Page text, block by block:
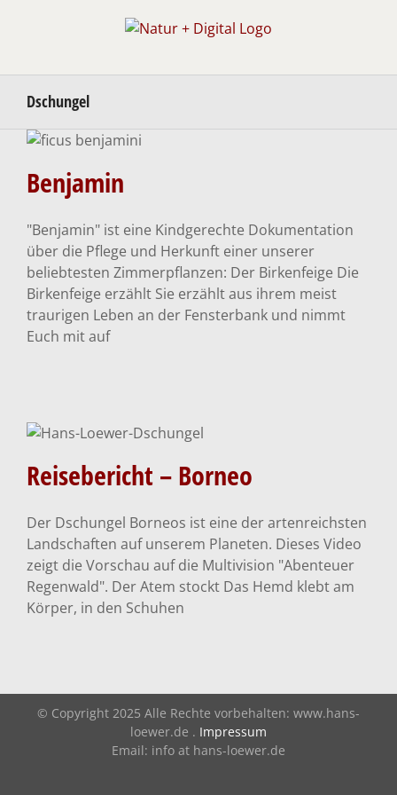
Dschungel
Benjamin
"Benjamin" ist eine Kindgerechte Dokumentation
über die Pflege und Herkunft einer unserer
beliebtesten Zimmerpflanzen: Der Birkenfeige Die
Birkenfeige erzählt Sie erzählt aus ihrem meist
traurigen Leben an der Fensterbank und nimmt
Euch mit auf
Reisebericht – Borneo
Reiseberichte Video-Doku
Reisebericht – Borneo
Der Dschungel Borneos ist eine der artenreichsten
Landschaften auf unserem Planeten. Dieses Video
zeigt die Vorschau auf die Multivision "Abenteuer
Regenwald". Der Atem stockt Das Hemd klebt am
Körper, in den Schuhen
© Copyright 2025 Alle Rechte vorbehalten: www.hans-
loewer.de . Impressum
Email: info at hans-loewer.de